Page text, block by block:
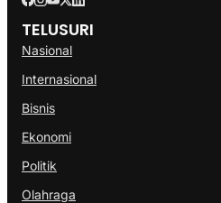
TELUSURI
Nasional
Internasional
Bisnis
Ekonomi
Politik
Olahraga